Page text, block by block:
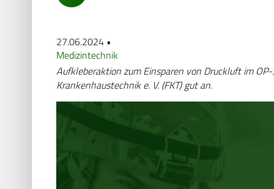
27.06.2024 •
Medizintechnik
Aufkleberaktion zum Einsparen von Druckluft im
Krankenhaustechnik e. V. (FKT) gut an.